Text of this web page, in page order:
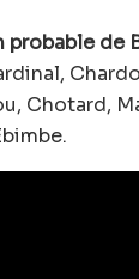
probable de
Chotard,